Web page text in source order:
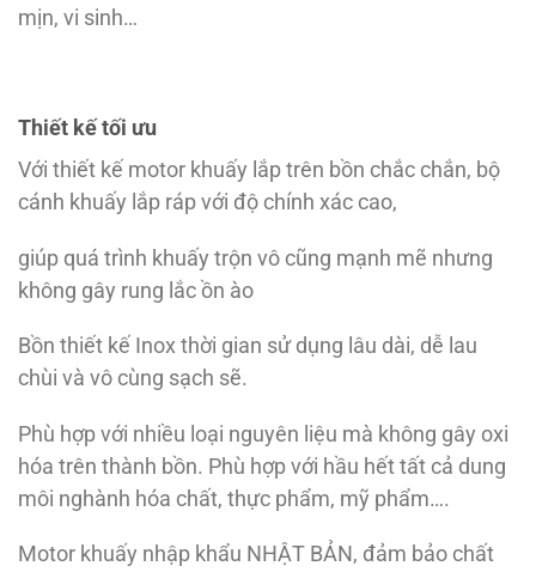
mịn, vi sinh…
Thiết kế tối ưu
Với thiết kế motor khuấy lắp trên bồn chắc chắn, bộ
cánh khuấy lắp ráp với độ chính xác cao,
giúp quá trình khuấy trộn vô cũng mạnh mẽ nhưng
không gây rung lắc ồn ào
Bồn thiết kế Inox thời gian sử dụng lâu dài, dễ lau
chùi và vô cùng sạch sẽ.
Phù hợp với nhiều loại nguyên liệu mà không gây oxi
hóa trên thành bồn. Phù hợp với hầu hết tất cả dung
môi nghành hóa chất, thực phẩm, mỹ phẩm….
Motor khuấy nhập khẩu NHẬT BẢN, đảm bảo chất